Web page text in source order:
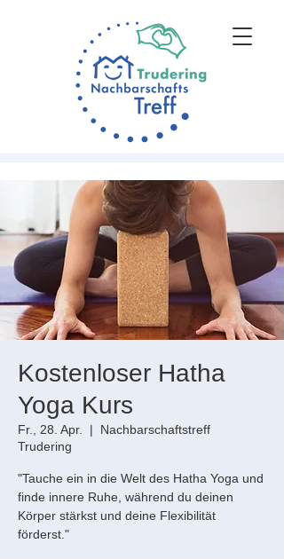
Kostenloser Hatha
Yoga Kurs
Fr., 28. Apr.
  |
Nachbarschaftstreff
Trudering
"Tauche ein in die Welt des Hatha Yoga und
finde innere Ruhe, während du deinen
Körper stärkst und deine Flexibilität
förderst."